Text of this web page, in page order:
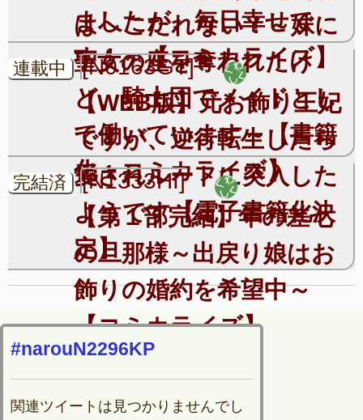
ましたが、毎日幸せで
す！～【コミカライズ】
はへこたれない！～妹に
聖女の座を奪われたけ
ど、騎士団でメイドとし
て働いています～【書籍
化＋コミカライズ】
連載中 [N0163GT]
【WEB版】元お飾り王妃
ですが、逆行転生したら
愛されルートに突入した
ようです【電子書籍化決
定】
完結済 [N1333HI]
【第１部完結】年の差七
の旦那様～出戻り娘はお
飾りの婚約を希望中～
【コミカライズ】
#narouN2296KP
関連ツイートは見つかりませんでし